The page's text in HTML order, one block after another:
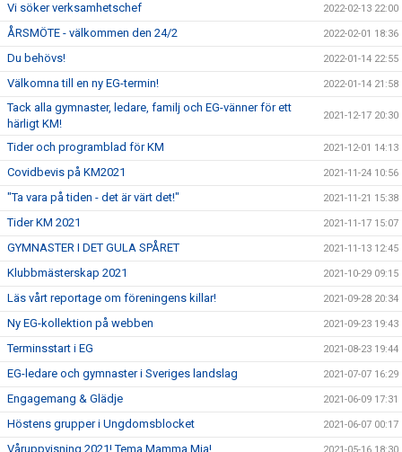
Vi söker verksamhetschef 2022-02-13 22:00
ÅRSMÖTE - välkommen den 24/2 2022-02-01 18:36
Du behövs! 2022-01-14 22:55
Välkomna till en ny EG-termin! 2022-01-14 21:58
Tack alla gymnaster, ledare, familj och EG-vänner för ett
härligt KM!
2021-12-17 20:30
Tider och programblad för KM 2021-12-01 14:13
Covidbevis på KM2021 2021-11-24 10:56
"Ta vara på tiden - det är värt det!" 2021-11-21 15:38
Tider KM 2021 2021-11-17 15:07
GYMNASTER I DET GULA SPÅRET 2021-11-13 12:45
Klubbmästerskap 2021 2021-10-29 09:15
Läs vårt reportage om föreningens killar! 2021-09-28 20:34
Ny EG-kollektion på webben 2021-09-23 19:43
Terminsstart i EG 2021-08-23 19:44
EG-ledare och gymnaster i Sveriges landslag 2021-07-07 16:29
Engagemang & Glädje 2021-06-09 17:31
Höstens grupper i Ungdomsblocket 2021-06-07 00:17
Våruppvisning 2021! Tema Mamma Mia!